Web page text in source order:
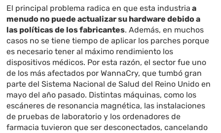
El principal problema radica en que esta industria a
menudo no puede actualizar su hardware debido a
las políticas de los fabricantes. Además, en muchos
casos no se tiene tiempo de aplicar los parches porque
es necesario tener al máximo rendimiento los
dispositivos médicos. Por esta razón, el sector fue uno
de los más afectados por WannaCry, que tumbó gran
parte del Sistema Nacional de Salud del Reino Unido en
mayo del año pasado. Distintas máquinas, como los
escáneres de resonancia magnética, las instalaciones
de pruebas de laboratorio y los ordenadores de
farmacia tuvieron que ser desconectados, cancelando